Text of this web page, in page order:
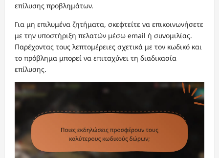
επίλυσης προβλημάτων.
Για μη επιλυμένα ζητήματα, σκεφτείτε να επικοινωνήσετε
με την υποστήριξη πελατών μέσω email ή συνομιλίας.
Παρέχοντας τους λεπτομέρειες σχετικά με τον κωδικό και
το πρόβλημα μπορεί να επιταχύνει τη διαδικασία
επίλυσης.